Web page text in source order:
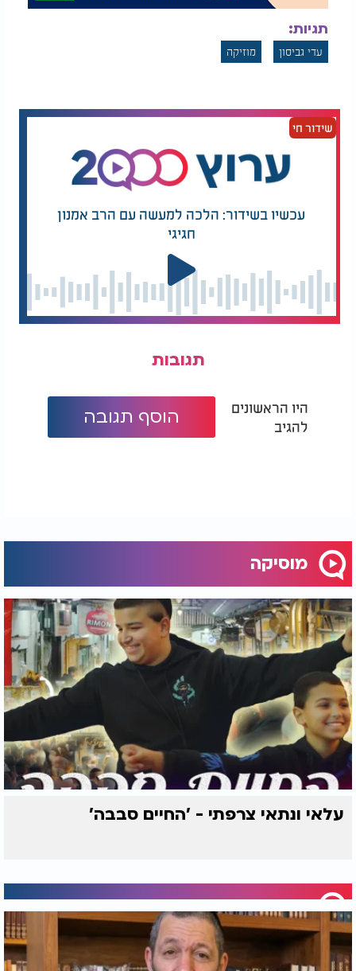
תגיות:
עדי גביסון מוזיקה
שידור חי
עכשיו בשידור: הלכה למעשה עם הרב אמנון
חגיגי
תגובות
היו הראשונים
להגיב
הוסף תגובה
מוסיקה
עלאי ונתאי צרפתי - 'החיים סבבה'